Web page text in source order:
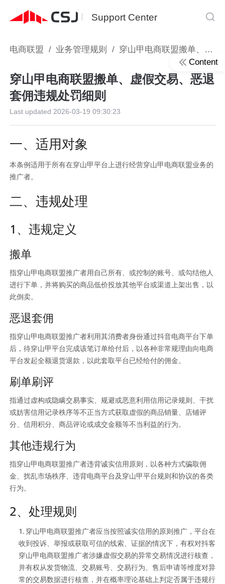
Support Center
电商联盟 / 业务管理规则 / 穿山甲电商联盟搬单、虚假交易、恶退套佣违规处罚细则
穿山甲电商联盟搬单、虚假交易、恶退
套佣违规处罚细则
Last updated 2026-03-19 09:30:23
一、适用对象
本条例适用于所有在穿山甲平台上进行经营穿山甲电商联盟业务的
推广者。
二、违规处理
1、违规定义
搬单
指穿山甲电商联盟推广者用自己所有、或控制的账号、或勾结他人
进行下单，并将购买的商品低价投放其他平台或渠道上架出售，以
此倒卖。
恶退套佣
指穿山甲电商联盟推广者利用其消费者身份通过抖音电商平台下单
后，待穿山甲平台完成该笔订单给付后，以各种非常规理由向电商
平台发起全额退货退款，以此套取平台已经给付的佣金。
刷单刷评
指通过虚构或隐瞒交易事实、规避或恶意利用信用记录规则、干扰
或妨害信用记录秩序等不正当方式获取虚假的商品销量、店铺评
分、信用积分、商品评论或成交金额等不当利益的行为。
其他违规行为
指穿山甲电商联盟推广者违背诚实信用原则，以各种方式骗取佣
金、扰乱市场秩序、违背电商平台及穿山甲平台规则和协议的各类
行为。
2、处理规则
穿山甲电商联盟推广者应当按照诚实信用的原则推广，平台在
收到投诉、举报或获取可信的线索、证据的情况下，有权对抖客
穿山甲电商联盟推广者涉嫌虚假交易的异常交易情况进行核查，
并有权从发货物流、交易账号、交易行为、售后申请等维度对异
常的交易数据进行核查，并在概率理论基础上判定否属于违规行
Content